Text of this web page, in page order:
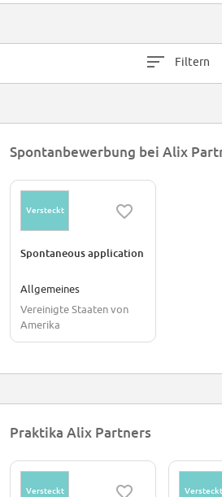
Filtern
Spontanbewerbung bei Alix
Versteckt
Spontaneous application
Allgemeines
Vereinigte Staaten von
Amerika
Praktika Alix Partners
Versteckt Versteckt